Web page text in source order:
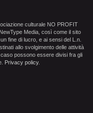
culturale NO PROFIT
Media, così come il sito
fine di lucro, e ai sensi del L.n.
allo svolgimento delle attività
possono essere divisi fra gli
Privacy policy.